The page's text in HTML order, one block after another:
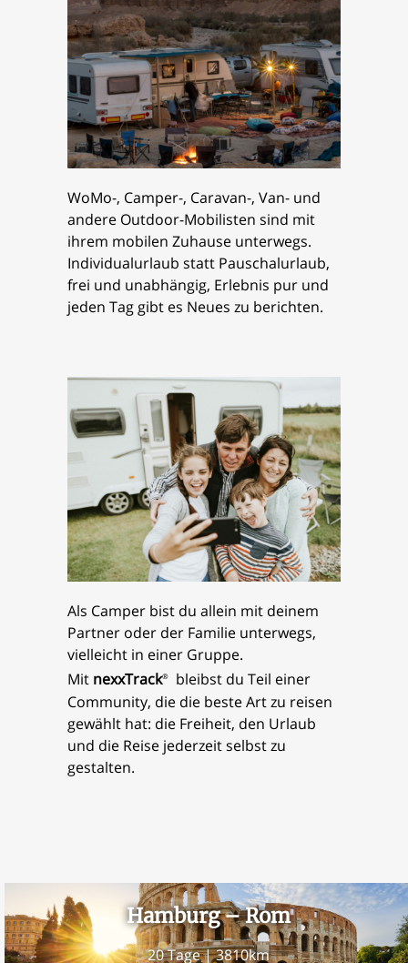
WoMo-, Camper-, Caravan-, Van- und
andere Outdoor-Mobilisten sind mit
ihrem mobilen Zuhause unterwegs.
Individualurlaub statt Pauschalurlaub,
frei und unabhängig, Erlebnis pur und
jeden Tag gibt es Neues zu berichten.
Als Camper bist du allein mit deinem
Partner oder der Familie unterwegs,
vielleicht in einer Gruppe.
Mit nexxTrack®
bleibst du Teil einer
Community, die die beste Art zu reisen
gewählt hat: die Freiheit, den Urlaub
und die Reise jederzeit selbst zu
gestalten.
Hamburg – Rom
20 Tage | 3810km